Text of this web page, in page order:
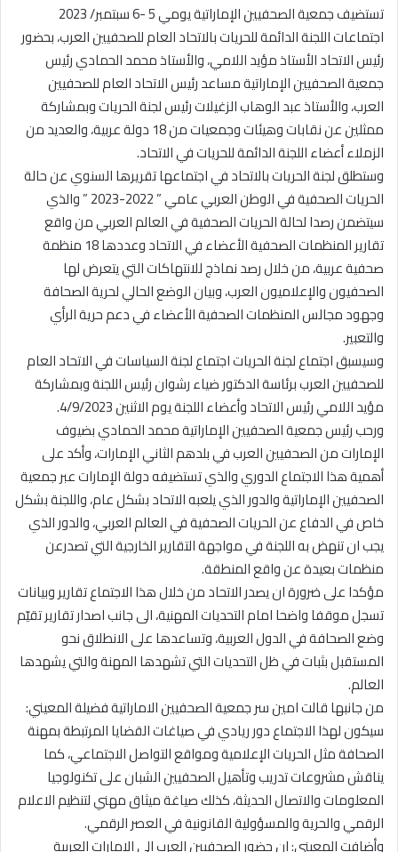
تستضيف جمعية الصحفيين الإماراتية يومي 5 -6 سبتمبر/ 2023
اجتماعات اللجنة الدائمة للحريات بالاتحاد العام للصحفيين العرب، بحضور
رئيس الاتحاد الأستاذ مؤيد اللامي، والأستاذ محمد الحمادي رئيس
جمعية الصحفيين الإماراتية مساعد رئيس الاتحاد العام للصحفيين
العرب، والأستاذ عبد الوهاب الزغيلات رئيس لجنة الحريات وبمشاركة
ممثلين عن نقابات وهيئات وجمعيات من 18 دولة عربية، والعديد من
الزملاء أعضاء اللجنة الدائمة للحريات في الاتحاد.
وستطلق لجنة الحريات بالاتحاد في اجتماعها تقريرها السنوي عن حالة
الحريات الصحفية في الوطن العربي عامي ” 2022-2023 ” والذي
سيتضمن رصدا لحالة الحريات الصحفية في العالم العربي من واقع
تقارير المنظمات الصحفية الأعضاء في الاتحاد وعددها 18 منظمة
صحفية عربية، من خلال رصد نماذج للانتهاكات التي يتعرض لها
الصحفيون والإعلاميون العرب، وبيان الوضع الحالي لحرية الصحافة
وجهود مجالس المنظمات الصحفية الأعضاء في دعم حرية الرأي
والتعبير.
وسيسبق اجتماع لجنة الحريات اجتماع لجنة السياسات في الاتحاد العام
للصحفيين العرب برئاسة الدكتور ضياء رشوان رئيس اللجنة وبمشاركة
مؤيد اللامي رئيس الاتحاد وأعضاء اللجنة يوم الاثنين 4/9/2023.
ورحب رئيس جمعية الصحفيين الإماراتية محمد الحمادي بضيوف
الإمارات من الصحفيين العرب في بلدهم الثاني الإمارات، وأكد على
أهمية هذا الاجتماع الدوري والذي تستضيفه دولة الإمارات عبر جمعية
الصحفيين الإماراتية والدور الذي يلعبه الاتحاد بشكل عام، واللجنة بشكل
خاص في الدفاع عن الحريات الصحفية في العالم العربي، والدور الذي
يجب ان تنهض به اللجنة في مواجهة التقارير الخارجية التي تصدرعن
منظمات بعيدة عن واقع المنطقة.
مؤكدا على ضرورة ان يصدر الاتحاد من خلال هذا الاجتماع تقارير وبيانات
تسجل موقفا واضحا امام التحديات المهنية، الى جانب اصدار تقارير تقيّم
وضع الصحافة في الدول العربية، وتساعدها على الانطلاق نحو
المستقبل بثبات في ظل التحديات التي تشهدها المهنة والتي يشهدها
العالم.
من جانبها قالت امين سر جمعية الصحفيين الاماراتية فضيلة المعيني:
سيكون لهذا الاجتماع دور ريادي في صياغات القضايا المرتبطة بمهنة
الصحافة مثل الحريات الإعلامية ومواقع التواصل الاجتماعي، كما
يناقش مشروعات تدريب وتأهيل الصحفيين الشبان على تكنولوجيا
المعلومات والاتصال الحديثة، كذلك صياغة ميثاق مهني لتنظيم الاعلام
الرقمي والحرية والمسؤولية القانونية في العصر الرقمي.
وأضافت المعيني: ان حضور الصحفيين العرب الى الامارات العربية